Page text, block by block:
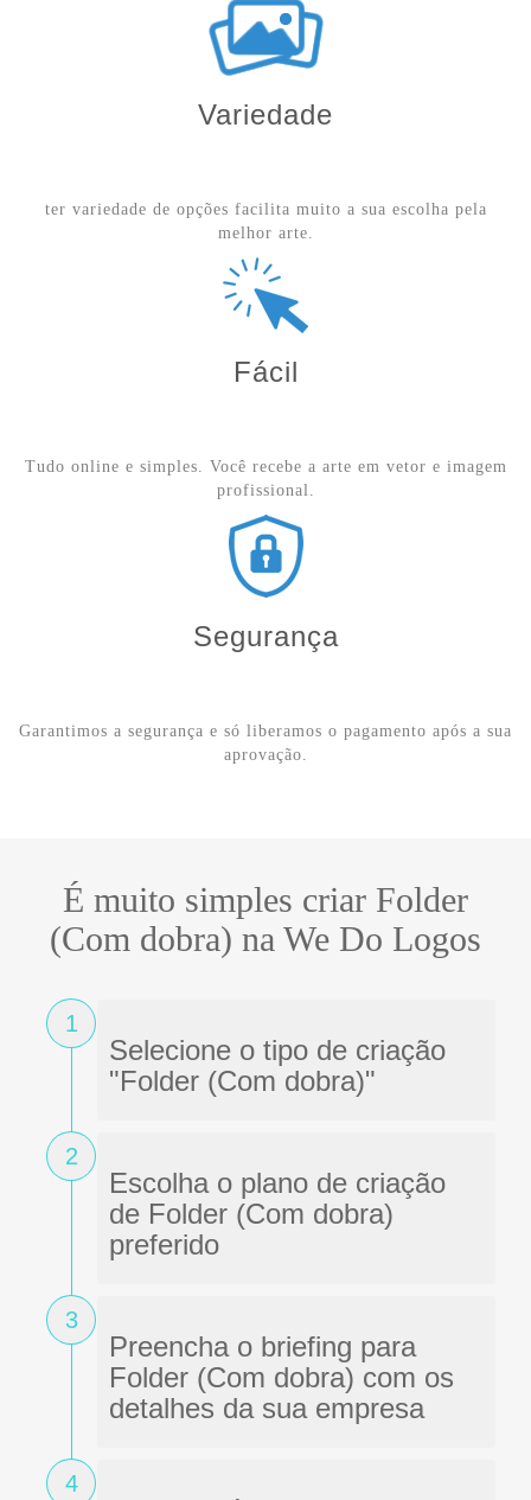
Variedade
ter variedade de opções facilita muito a sua escolha pela
melhor arte.
Fácil
Tudo online e simples. Você recebe a arte em vetor e imagem
profissional.
Segurança
Garantimos a segurança e só liberamos o pagamento após a sua
aprovação.
É muito simples criar Folder
(Com dobra) na We Do Logos
1
Selecione o tipo de criação
"Folder (Com dobra)"
2
Escolha o plano de criação
de Folder (Com dobra)
preferido
3
Preencha o briefing para
Folder (Com dobra) com os
detalhes da sua empresa
4